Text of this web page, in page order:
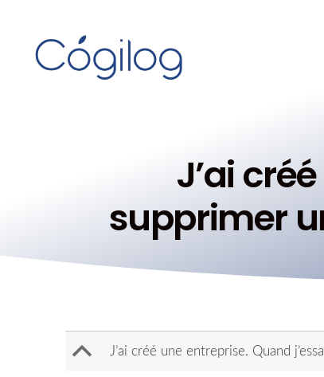
J’ai
supprimer
B J’ai créé une entreprise. Quand